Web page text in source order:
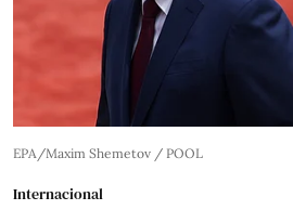
EPA/Maxim Shemetov / POOL
Internacional